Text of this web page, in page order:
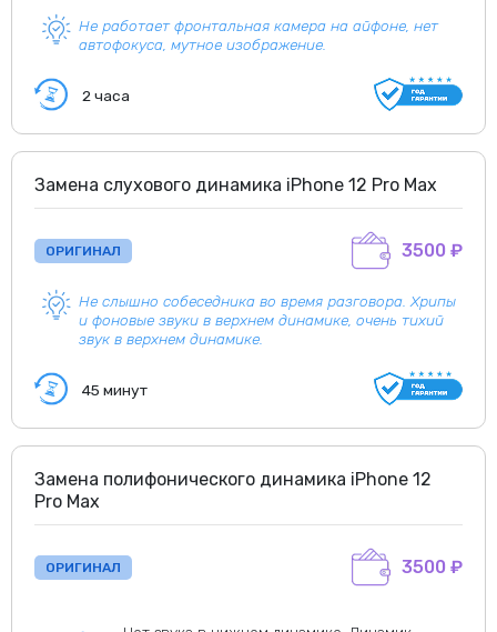
Не работает фронтальная камера на айфоне, нет
автофокуса, мутное изображение.
2 часа
Замена слухового динамика iPhone 12 Pro Max
3500 ₽
ОРИГИНАЛ
Не слышно собеседника во время разговора. Хрипы
и фоновые звуки в верхнем динамике, очень тихий
звук в верхнем динамике.
45 минут
Замена полифонического динамика iPhone 12
Pro Max
3500 ₽
ОРИГИНАЛ